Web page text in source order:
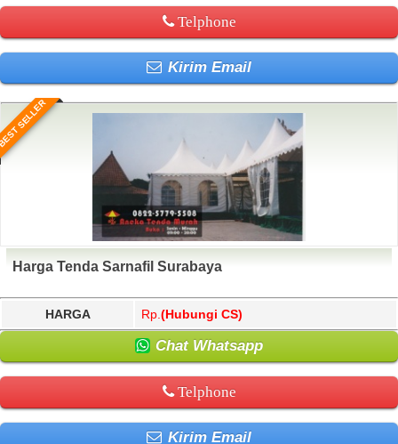
Telphone
Kirim Email
SELLER
Harga Tenda Sarnafil Surabaya
HARGA Rp. (Hubungi CS)
Chat Whatsapp
Telphone
Kirim Email